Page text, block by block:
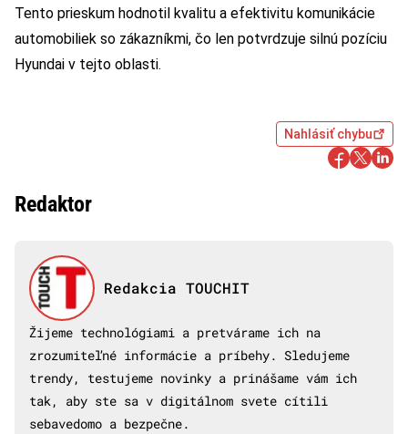
Tento prieskum hodnotil kvalitu a efektivitu komunikácie
automobiliek so zákazníkmi, čo len potvrdzuje silnú pozíciu
Hyundai v tejto oblasti.
Nahlásiť chybu
Redaktor
Redakcia TOUCHIT
Žijeme technológiami a pretvárame ich na
zrozumiteľné informácie a príbehy. Sledujeme
trendy, testujeme novinky a prinášame vám ich
tak, aby ste sa v digitálnom svete cítili
sebavedomo a bezpečne.